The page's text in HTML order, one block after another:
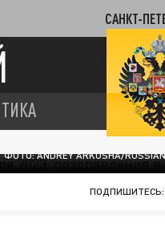
САНКТ-
ФОТО: ANDREY ARKUSHA/
ПОДПИШИТЕСЬ: